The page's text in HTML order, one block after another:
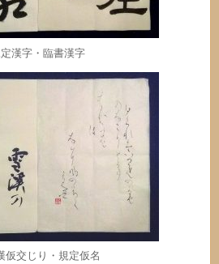
漢字・臨書漢字
仮交じり・規定仮名